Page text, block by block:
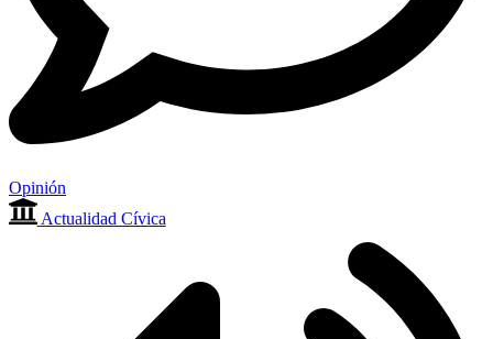
Opinión
Actualidad Cívica